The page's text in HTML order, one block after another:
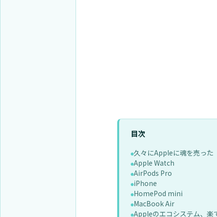
目次
久々にAppleに魂を売った
Apple Watch
AirPods Pro
iPhone
HomePod mini
MacBook Air
Appleのエコシステム、楽